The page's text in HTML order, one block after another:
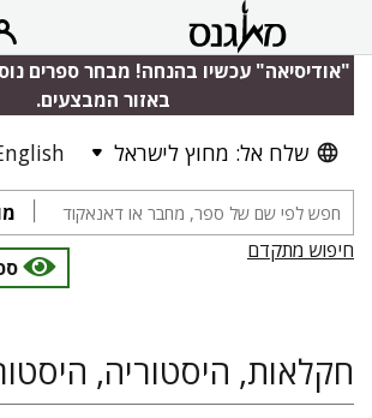
"אודיסיאה" עכשיו בהנחה! מבחר ספרים
באזור המבצעים.
שלח אל: מחוץ לישראל
חיפוש מתקדם